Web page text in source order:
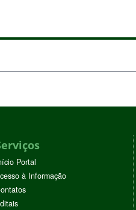
Portal
à Informação